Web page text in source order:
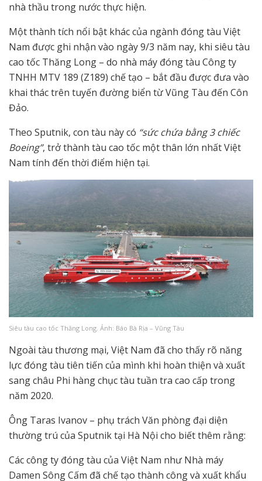
nhà thầu trong nước thực hiện.
Một thành tích nổi bật khác của ngành đóng tàu Việt
Nam được ghi nhận vào ngày 9/3 năm nay, khi siêu tàu
cao tốc Thăng Long – do nhà máy đóng tàu Công ty
TNHH MTV 189 (Z189) chế tạo – bắt đầu được đưa vào
khai thác trên tuyến đường biển từ Vũng Tàu đến Côn
Đảo.
Theo Sputnik, con tàu này có “sức chứa bằng 3 chiếc
Boeing”, trở thành tàu cao tốc một thân lớn nhất Việt
Nam tính đến thời điểm hiện tại.
Siêu tàu cao tốc Thăng Long. Ảnh: Báo Bà Rịa – Vũng Tàu
Ngoài tàu thương mại, Việt Nam đã cho thấy rõ năng
lực đóng tàu tiên tiến của mình khi hoàn thiện và xuất
sang châu Phi hàng chục tàu tuần tra cao cấp trong
năm 2020.
Ông Taras Ivanov – phụ trách Văn phòng đại diện
thường trú của Sputnik tại Hà Nội cho biết thêm rằng:
Các công ty đóng tàu của Việt Nam như Nhà máy
Damen Sông Cấm đã chế tạo thành công và xuất khẩu